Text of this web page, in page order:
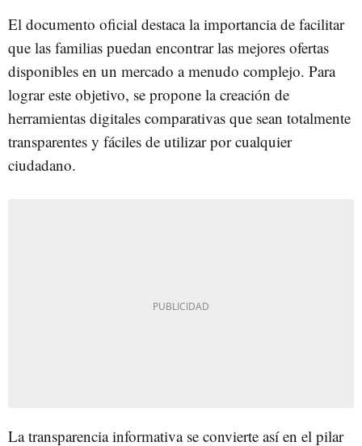
El documento oficial destaca la importancia de facilitar
que las familias puedan encontrar las mejores ofertas
disponibles en un mercado a menudo complejo. Para
lograr este objetivo, se propone la creación de
herramientas digitales comparativas que sean totalmente
transparentes y fáciles de utilizar por cualquier
ciudadano.
La transparencia informativa se convierte así en el pilar